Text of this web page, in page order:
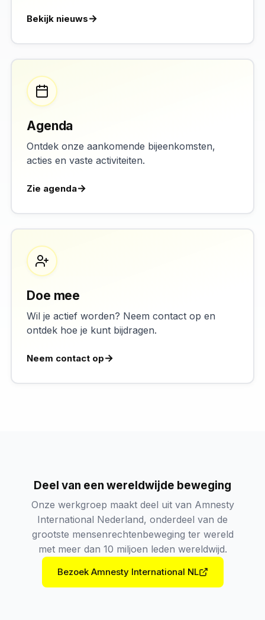
Bekijk nieuws
Agenda
Ontdek onze aankomende bijeenkomsten,
acties en vaste activiteiten.
Zie agenda
Doe mee
Wil je actief worden? Neem contact op en
ontdek hoe je kunt bijdragen.
Neem contact op
Deel van een wereldwijde beweging
Onze werkgroep maakt deel uit van Amnesty
International Nederland, onderdeel van de
grootste mensenrechtenbeweging ter wereld
met meer dan 10 miljoen leden wereldwijd.
Bezoek Amnesty International NL